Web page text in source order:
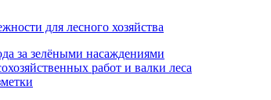
для лесного хозяйства
за зелёными насаждениями
работ и валки леса